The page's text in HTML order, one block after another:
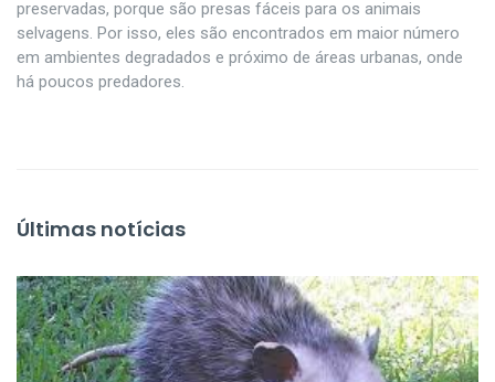
preservadas, porque são presas fáceis para os animais
selvagens. Por isso, eles são encontrados em maior número
em ambientes degradados e próximo de áreas urbanas, onde
há poucos predadores.
Últimas notícias